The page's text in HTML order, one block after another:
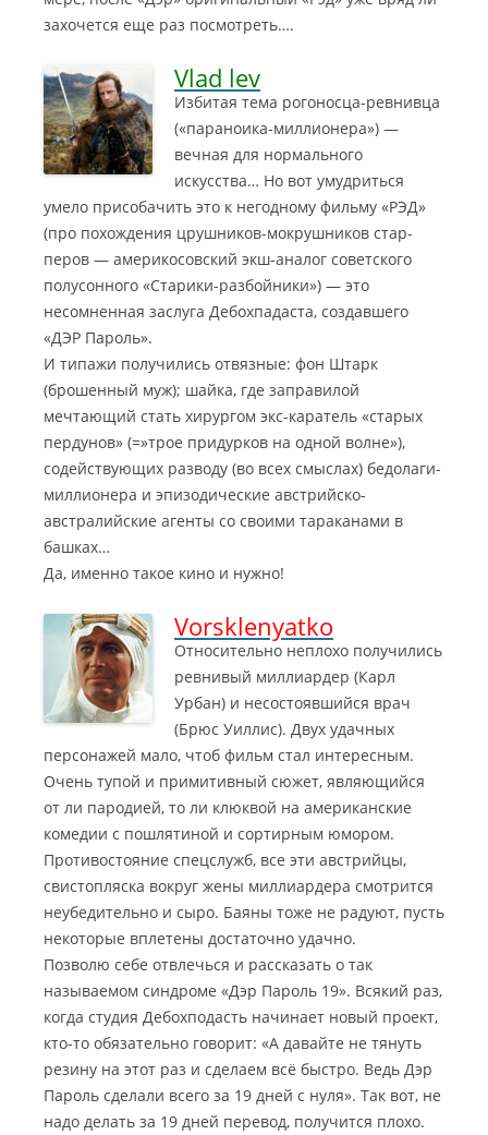
захочется еще раз посмотреть….
Vlad lev
Избитая тема рогоносца-ревнивца
(«параноика-миллионера») —
вечная для нормального
искусства… Но вот умудриться
умело присобачить это к негодному фильму «РЭД»
(про похождения црушников-мокрушников стар-
перов — америкосовский экш-аналог советского
полусонного «Старики-разбойники») — это
несомненная заслуга Дебохпадаста, создавшего
«ДЭР Пароль».
И типажи получились отвязные: фон Штарк
(брошенный муж); шайка, где заправилой
мечтающий стать хирургом экс-каратель «старых
пердунов» (=»трое придурков на одной волне»),
содействующих разводу (во всех смыслах) бедолаги-
миллионера и эпизодические австрийско-
австралийские агенты со своими тараканами в
башках…
Да, именно такое кино и нужно!
Vorsklenyatko
Относительно неплохо получились
ревнивый миллиардер (Карл
Урбан) и несостоявшийся врач
(Брюс Уиллис). Двух удачных
персонажей мало, чтоб фильм стал интересным.
Очень тупой и примитивный сюжет, являющийся
от ли пародией, то ли клюквой на американские
комедии с пошлятиной и сортирным юмором.
Противостояние спецслужб, все эти австрийцы,
свистопляска вокруг жены миллиардера смотрится
неубедительно и сыро. Баяны тоже не радуют, пусть
некоторые вплетены достаточно удачно.
Позволю себе отвлечься и рассказать о так
называемом синдроме «Дэр Пароль 19». Всякий раз,
когда студия Дебохподасть начинает новый проект,
кто-то обязательно говорит: «А давайте не тянуть
резину на этот раз и сделаем всё быстро. Ведь Дэр
Пароль сделали всего за 19 дней с нуля». Так вот, не
надо делать за 19 дней перевод, получится плохо.